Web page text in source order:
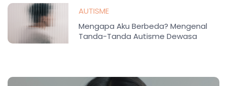
AUTISME
Mengapa Aku Berbeda? Mengenal
Tanda-Tanda Autisme Dewasa